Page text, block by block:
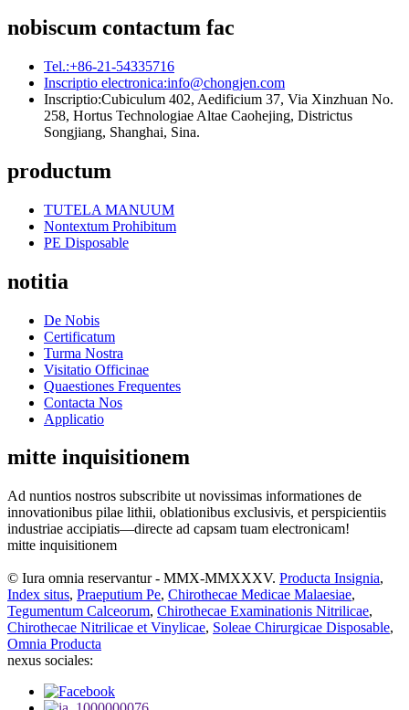
nobiscum contactum fac
Tel.:+86-21-54335716
Inscriptio electronica:info@chongjen.com
Inscriptio:Cubiculum 402, Aedificium 37, Via Xinzhuan No.
258, Hortus Technologiae Altae Caohejing, Districtus
Songjiang, Shanghai, Sina.
productum
TUTELA MANUUM
Nontextum Prohibitum
PE Disposable
notitia
De Nobis
Certificatum
Turma Nostra
Visitatio Officinae
Quaestiones Frequentes
Contacta Nos
Applicatio
mitte inquisitionem
Ad nuntios nostros subscribite ut novissimas informationes de
innovationibus pilae lithii, oblationibus exclusivis, et perspicientiis
industriae accipiatis—directe ad capsam tuam electronicam!
mitte inquisitionem
© Iura omnia reservantur - MMX-MMXXXV. Producta Insignia,
Index situs, Praeputium Pe, Chirothecae Medicae Malaesiae,
Tegumentum Calceorum, Chirothecae Examinationis Nitrilicae,
Chirothecae Nitrilicae et Vinylicae, Soleae Chirurgicae Disposable,
Omnia Producta
nexus sociales: